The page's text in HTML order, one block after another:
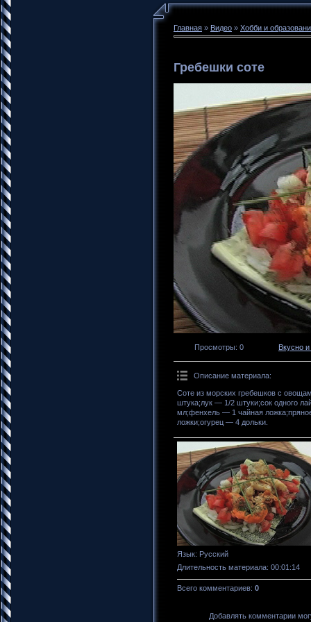
Главная » Видео » Хобби и
Гребешки соте
Просмотры: 0 Вкусно
Описание материала:
Соте из морских гребешков с
штука;лук — 1/2 штуки;сок одного
мл;фенхель — 1 чайная
ложки;огурец — 4 дольки.
Язык: Русский
Длительность материала: 00:01:14
Всего комментариев: 0
Добавлять комментарии